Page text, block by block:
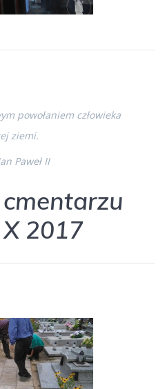
powołaniem człowieka
ziemi.
Paweł II
X 2017